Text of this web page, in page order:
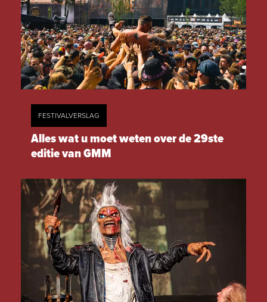
FESTIVALVERSLAG
Alles wat u moet weten over de 29ste
editie van GMM